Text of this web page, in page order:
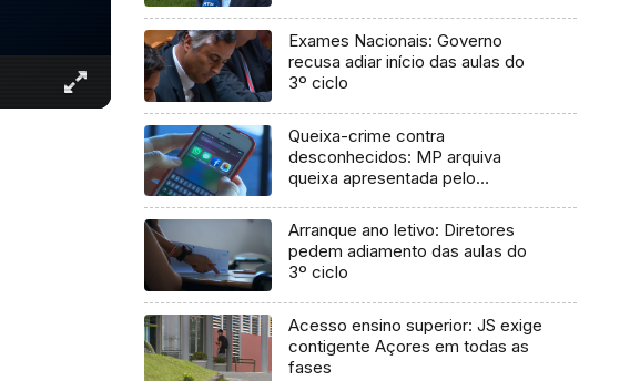
Exames Nacionais: Governo
recusa adiar início das aulas do
3º ciclo
Queixa-crime contra
desconhecidos: MP arquiva
queixa apresentada pelo
Arranque ano letivo: Diretores
pedem adiamento das aulas do
3º ciclo
Acesso ensino superior: JS exige
contigente Açores em todas as
fases